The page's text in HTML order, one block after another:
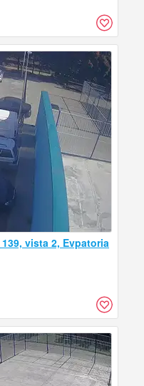
vista 2, Evpatoria